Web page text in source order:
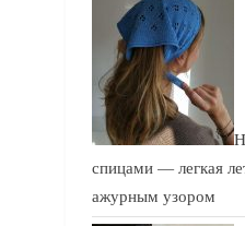
спицами — легкая
ажурным узором